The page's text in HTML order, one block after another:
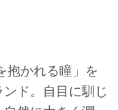
かれる瞳」を
ド。自目に馴じ